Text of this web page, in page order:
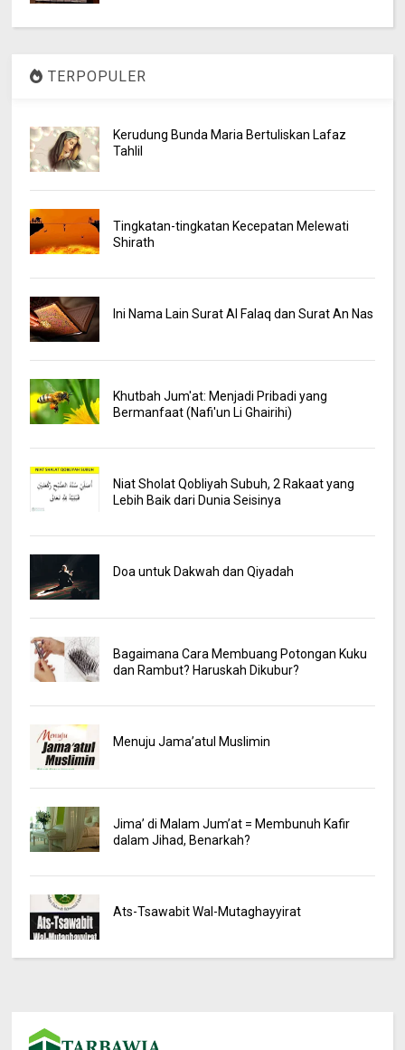
TERPOPULER
Kerudung Bunda Maria Bertuliskan Lafaz
Tahlil
Tingkatan-tingkatan Kecepatan Melewati
Shirath
Ini Nama Lain Surat Al Falaq dan Surat An Nas
Khutbah Jum'at: Menjadi Pribadi yang
Bermanfaat (Nafi'un Li Ghairihi)
Niat Sholat Qobliyah Subuh, 2 Rakaat yang
Lebih Baik dari Dunia Seisinya
Doa untuk Dakwah dan Qiyadah
Bagaimana Cara Membuang Potongan Kuku
dan Rambut? Haruskah Dikubur?
Menuju Jama’atul Muslimin
Jima’ di Malam Jum’at = Membunuh Kafir
dalam Jihad, Benarkah?
Ats-Tsawabit Wal-Mutaghayyirat